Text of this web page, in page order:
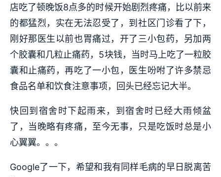
店吃了顿晚饭8点多的时候开始剧烈疼痛，比以前来
的都猛烈，实在无法忍受了，到社区门诊看了下，
刚好那医生以前也胃痛过，开了三小包药，另加两
个胶囊和几粒止痛药，5块钱，当时马上吃了一粒胶
囊和止痛药，再吃了一小包，医生吩咐了许多禁忌
食品名单和饮食注意事项，回头已经忘记大半。
快回到宿舍时下起雨来，到宿舍时已经大雨倾盆
了，当晚略有疼痛，至今无事，只是吃饭时总是小
心翼翼。。。
Google了一下，希望和我有同样毛病的早日脱离苦